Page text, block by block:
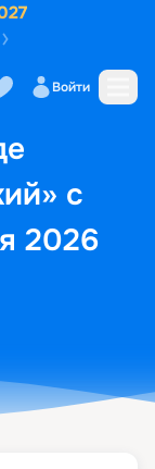
Войти
с
2026
Маршрут и